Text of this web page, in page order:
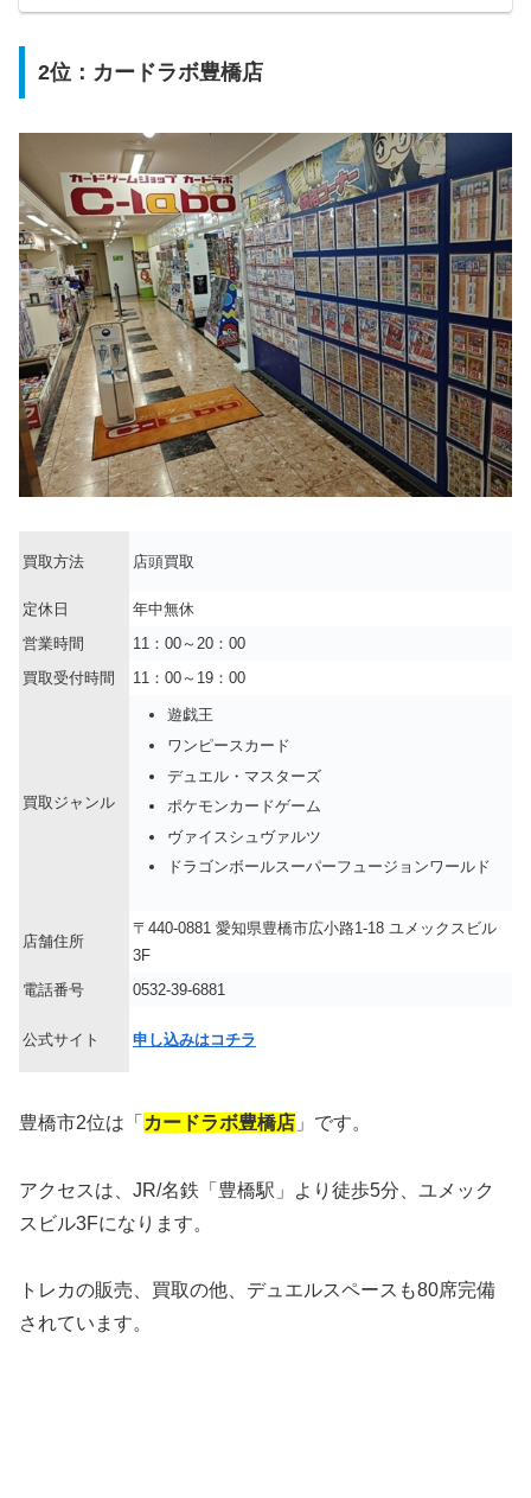
2位：カードラボ豊橋店
買取方法 店頭買取
定休日
年中無休
営業時間
11：00～20：00
買取受付時間
11：00～19：00
買取ジャンル
遊戯王
ワンピースカード
デュエル・マスターズ
ポケモンカードゲーム
ヴァイスシュヴァルツ
ドラゴンボールスーパーフュージョンワールド
店舗住所
〒440-0881 愛知県豊橋市広小路1-18 ユメックスビル
3F
電話番号
0532-39-6881
公式サイト 申し込みはコチラ
豊橋市2位は「 カードラボ豊橋店 」です。
アクセスは、JR/名鉄「豊橋駅」より徒歩5分、ユメック
スビル3Fになります。
トレカの販売、買取の他、デュエルスペースも80席完備
されています。